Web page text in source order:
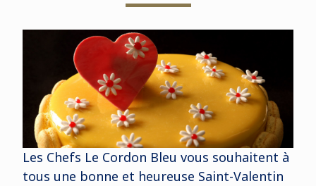
Les Chefs Le Cordon Bleu vous souhaitent à
tous une bonne et heureuse Saint-Valentin